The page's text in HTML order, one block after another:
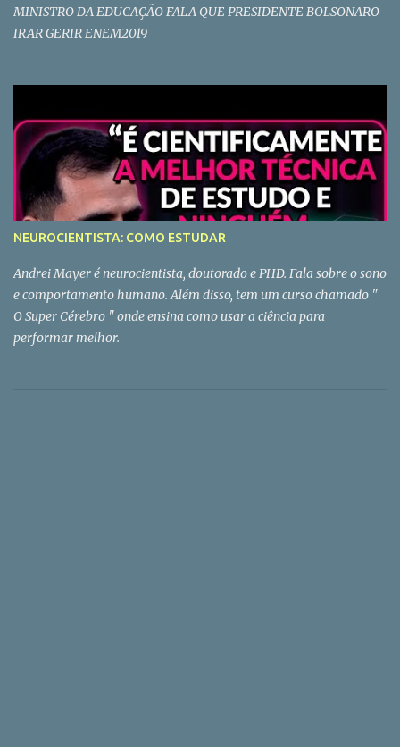
MINISTRO DA EDUCAÇÃO FALA QUE PRESIDENTE BOLSONARO
IRAR GERIR ENEM2019
NEUROCIENTISTA: COMO ESTUDAR
Andrei Mayer é neurocientista, doutorado e PHD. Fala sobre o sono
e comportamento humano. Além disso, tem um curso chamado "
O Super Cérebro " onde ensina como usar a ciência para
performar melhor.